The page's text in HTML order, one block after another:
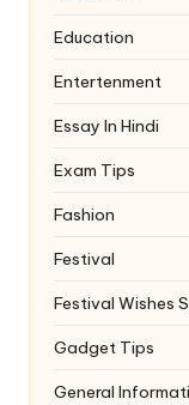
Education
Entertenment
Essay In Hindi
Exam Tips
Fashion
Festival
Festival Wishes
Gadget Tips
General